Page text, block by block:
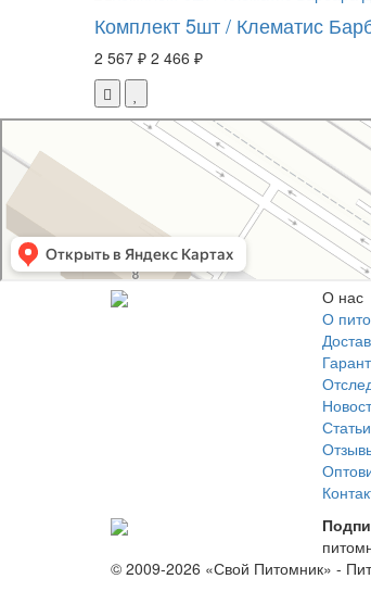
Комплект 5шт / Клематис
2 567 ₽ 2 466 ₽
Питомник растений в Москве
Садовый центр в Москве
О нас
О
© 2009-2026 «Свой Питомник» -